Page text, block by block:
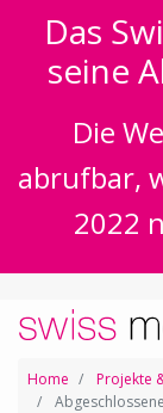
Das
seine
Die
abrufbar,
2022
Home Projekte